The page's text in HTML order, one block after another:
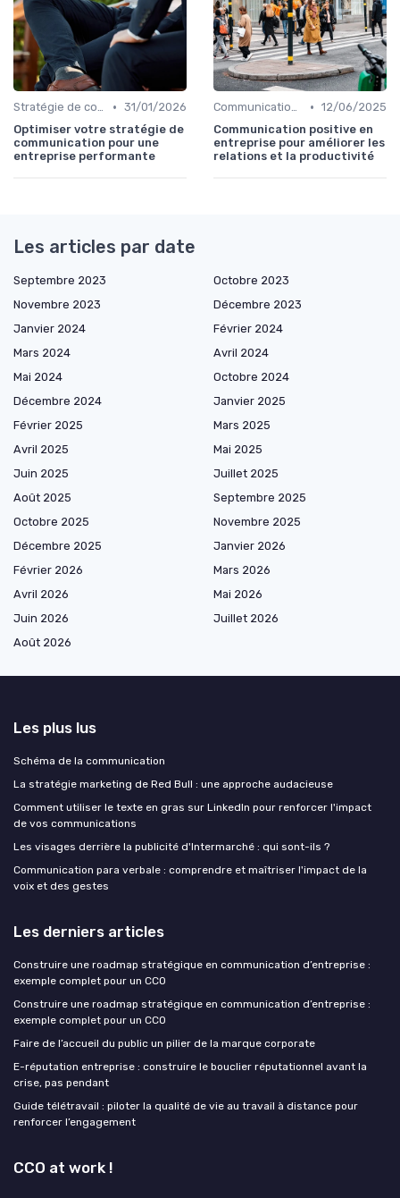
Stratégie de communication d’entreprise • 31/01/2026
Optimiser votre stratégie de
communication pour une
entreprise performante
Communication interne • 12/06/2025
Communication positive en
entreprise pour améliorer les
relations et la productivité
Les articles par date
Septembre 2023
Octobre 2023
Novembre 2023
Décembre 2023
Janvier 2024
Février 2024
Mars 2024
Avril 2024
Mai 2024
Octobre 2024
Décembre 2024
Janvier 2025
Février 2025
Mars 2025
Avril 2025
Mai 2025
Juin 2025
Juillet 2025
Août 2025
Septembre 2025
Octobre 2025
Novembre 2025
Décembre 2025
Janvier 2026
Février 2026
Mars 2026
Avril 2026
Mai 2026
Juin 2026
Juillet 2026
Août 2026
Les plus lus
Schéma de la communication
La stratégie marketing de Red Bull : une approche audacieuse
Comment utiliser le texte en gras sur LinkedIn pour renforcer l'impact
de vos communications
Les visages derrière la publicité d'Intermarché : qui sont-ils ?
Communication para verbale : comprendre et maîtriser l'impact de la
voix et des gestes
Les derniers articles
Construire une roadmap stratégique en communication d’entreprise :
exemple complet pour un CCO
Construire une roadmap stratégique en communication d’entreprise :
exemple complet pour un CCO
Faire de l’accueil du public un pilier de la marque corporate
E-réputation entreprise : construire le bouclier réputationnel avant la
crise, pas pendant
Guide télétravail : piloter la qualité de vie au travail à distance pour
renforcer l’engagement
CCO at work !